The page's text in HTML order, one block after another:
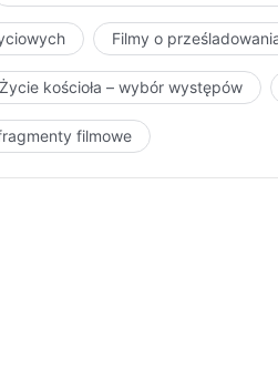
Filmy o
Życie kościoła – wybór występów
filmowe